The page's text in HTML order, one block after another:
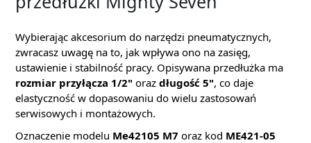
Wybierając akcesorium do narzędzi pneumatycznych,
zwracasz uwagę na to, jak wpływa ono na zasięg,
ustawienie i stabilność pracy. Opisywana przedłużka ma
rozmiar przyłącza 1/2" oraz długość 5", co daje
elastyczność w dopasowaniu do wielu zastosowań
serwisowych i montażowych.
Oznaczenie modelu Me42105 M7 oraz kod ME421-05